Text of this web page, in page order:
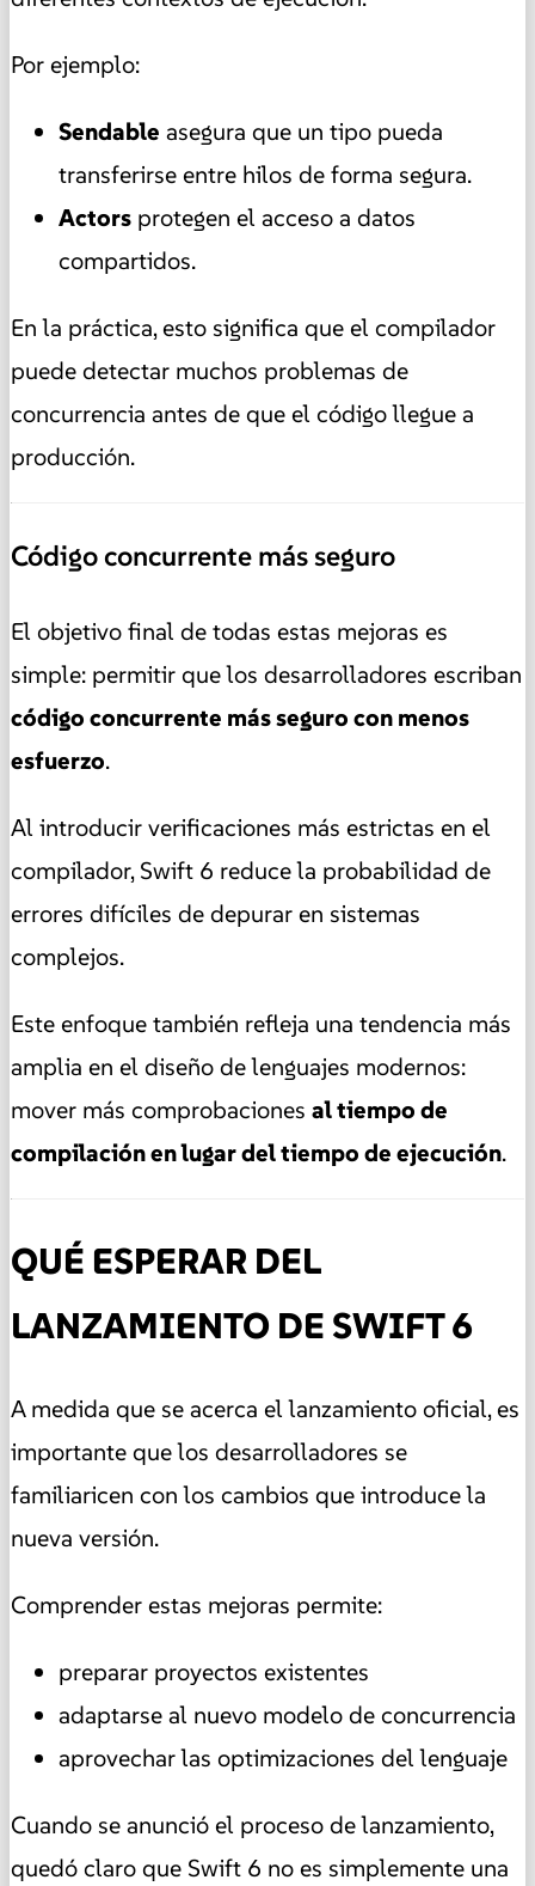
Por ejemplo:
Sendable asegura que un tipo pueda
transferirse entre hilos de forma segura.
Actors protegen el acceso a datos
compartidos.
En la práctica, esto significa que el compilador
puede detectar muchos problemas de
concurrencia antes de que el código llegue a
producción.
Código concurrente más seguro
El objetivo final de todas estas mejoras es
simple: permitir que los desarrolladores escriban
código concurrente más seguro con menos
esfuerzo.
Al introducir verificaciones más estrictas en el
compilador, Swift 6 reduce la probabilidad de
errores difíciles de depurar en sistemas
complejos.
Este enfoque también refleja una tendencia más
amplia en el diseño de lenguajes modernos:
mover más comprobaciones al tiempo de
compilación en lugar del tiempo de ejecución.
QUÉ ESPERAR DEL
LANZAMIENTO DE SWIFT 6
A medida que se acerca el lanzamiento oficial, es
importante que los desarrolladores se
familiaricen con los cambios que introduce la
nueva versión.
Comprender estas mejoras permite:
preparar proyectos existentes
adaptarse al nuevo modelo de concurrencia
aprovechar las optimizaciones del lenguaje
Cuando se anunció el proceso de lanzamiento,
quedó claro que Swift 6 no es simplemente una